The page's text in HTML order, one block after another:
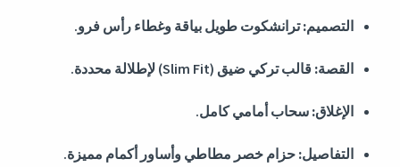
التصميم:ترانشكوت طويل بياقة وغطاء رأس فرو.
القصة: قالب تركي ضيق (Slim Fit) لإطلالة محددة.
الإغلاق: سحاب أمامي كامل.
التفاصيل: حزام خصر مطاطي وأساور أكمام مميزة.